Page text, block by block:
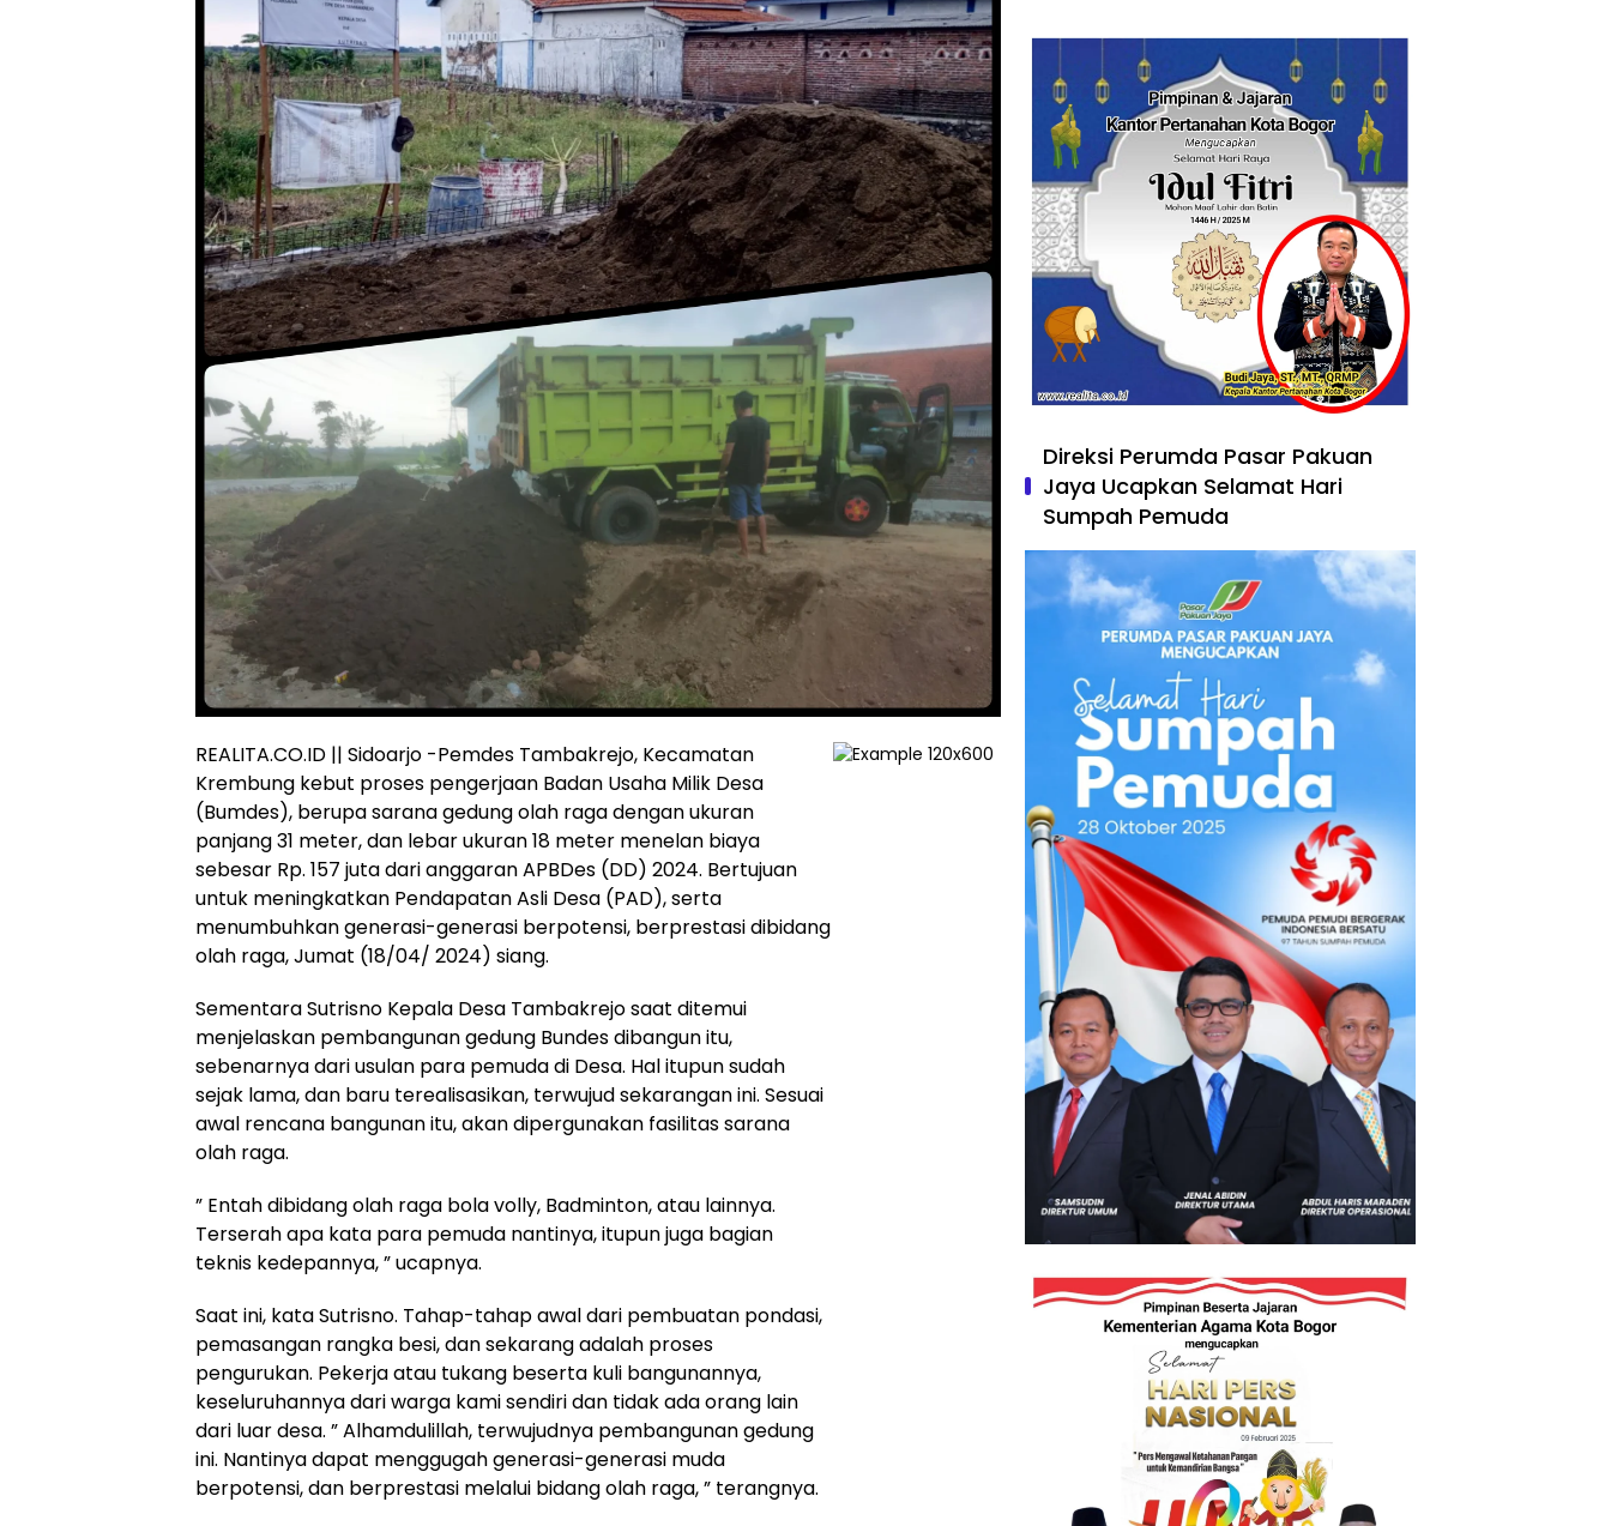
REALITA.CO.ID || Sidoarjo -Pemdes Tambakrejo, Kecamatan
Krembung kebut proses pengerjaan Badan Usaha Milik Desa
(Bumdes), berupa sarana gedung olah raga dengan ukuran
panjang 31 meter, dan lebar ukuran 18 meter menelan biaya
sebesar Rp. 157 juta dari anggaran APBDes (DD) 2024. Bertujuan
untuk meningkatkan Pendapatan Asli Desa (PAD), serta
menumbuhkan generasi-generasi berpotensi, berprestasi dibidang
olah raga, Jumat (18/04/ 2024) siang.
Sementara Sutrisno Kepala Desa Tambakrejo saat ditemui
menjelaskan pembangunan gedung Bundes dibangun itu,
sebenarnya dari usulan para pemuda di Desa. Hal itupun sudah
sejak lama, dan baru terealisasikan, terwujud sekarangan ini. Sesuai
awal rencana bangunan itu, akan dipergunakan fasilitas sarana
olah raga.
” Entah dibidang olah raga bola volly, Badminton, atau lainnya.
Terserah apa kata para pemuda nantinya, itupun juga bagian
teknis kedepannya, ” ucapnya.
Saat ini, kata Sutrisno. Tahap-tahap awal dari pembuatan pondasi,
pemasangan rangka besi, dan sekarang adalah proses
pengurukan. Pekerja atau tukang beserta kuli bangunannya,
keseluruhannya dari warga kami sendiri dan tidak ada orang lain
dari luar desa. ” Alhamdulillah, terwujudnya pembangunan gedung
ini. Nantinya dapat menggugah generasi-generasi muda
berpotensi, dan berprestasi melalui bidang olah raga, ” terangnya.
Direksi Perumda Pasar Pakuan
Jaya Ucapkan Selamat Hari
Sumpah Pemuda